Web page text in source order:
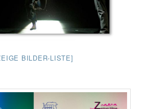
BILDER-LISTE]